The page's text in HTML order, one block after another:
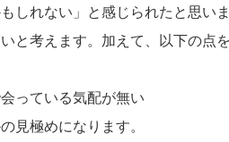
しれない」と感じられたと思い
と考えます。加えて、以下の点
っている気配が無い
見極めになります。